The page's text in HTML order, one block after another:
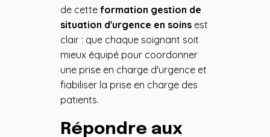
de cette formation gestion de
situation d'urgence en soins est
clair : que chaque soignant soit
mieux équipé pour coordonner
une prise en charge d'urgence et
fiabiliser la prise en charge des
patients.
Répondre aux